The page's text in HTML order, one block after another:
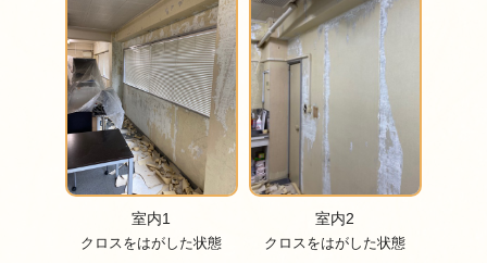
室内1
クロスをはがした状態
室内2
クロスをはがした状態